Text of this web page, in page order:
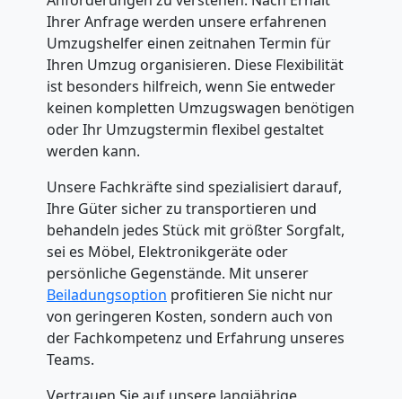
Ihrer Anfrage werden unsere erfahrenen
Umzugshelfer einen zeitnahen Termin für
Ihren Umzug organisieren. Diese Flexibilität
ist besonders hilfreich, wenn Sie entweder
keinen kompletten Umzugswagen benötigen
oder Ihr Umzugstermin flexibel gestaltet
werden kann.
Unsere Fachkräfte sind spezialisiert darauf,
Ihre Güter sicher zu transportieren und
behandeln jedes Stück mit größter Sorgfalt,
sei es Möbel, Elektronikgeräte oder
persönliche Gegenstände. Mit unserer
Beiladungsoption profitieren Sie nicht nur
von geringeren Kosten, sondern auch von
der Fachkompetenz und Erfahrung unseres
Teams.